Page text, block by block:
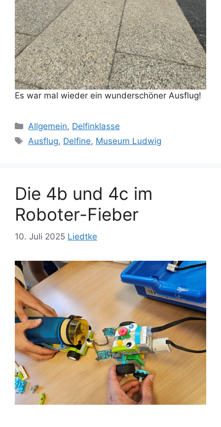
Es war mal wieder ein wunderschöner Ausflug!
Kategorien
Allgemein, Delfinklasse
Schlagwörter
Ausflug, Delfine, Museum Ludwig
Die 4b und 4c im
Roboter-Fieber
10. Juli 2025 Liedtke